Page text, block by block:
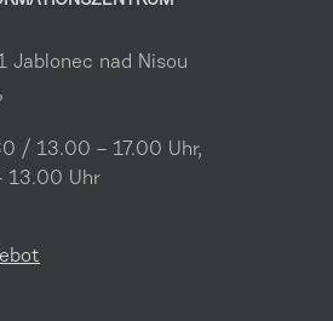
Jablonec nad Nisou
,
/ 13.00 – 17.00 Uhr,
13.00 Uhr